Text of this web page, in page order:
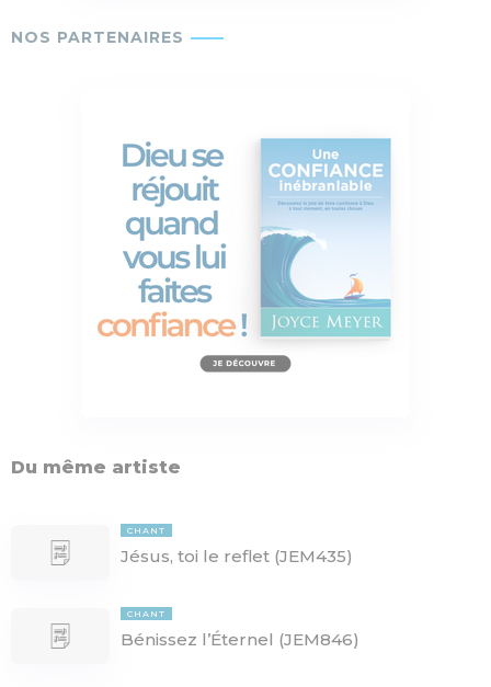
Du même artiste
CHANT
Jésus, toi le reflet (JEM435)
CHANT
Bénissez l’Éternel (JEM846)